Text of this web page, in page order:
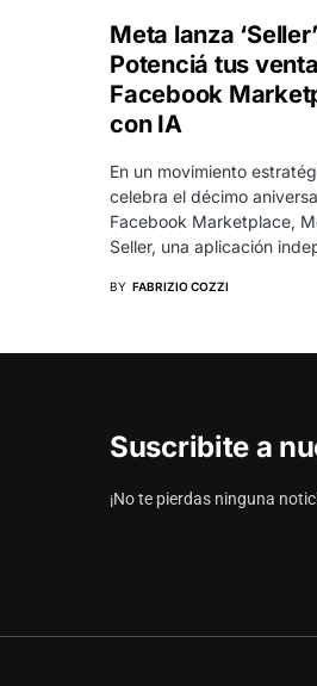
Meta lanza
Potenciá tus
Facebook
con IA
En un movimiento
celebra el décimo
Facebook Marketplace,
Seller, una aplicación
BY FABRIZIO COZZI
Suscribite a
¡No te pierdas ninguna